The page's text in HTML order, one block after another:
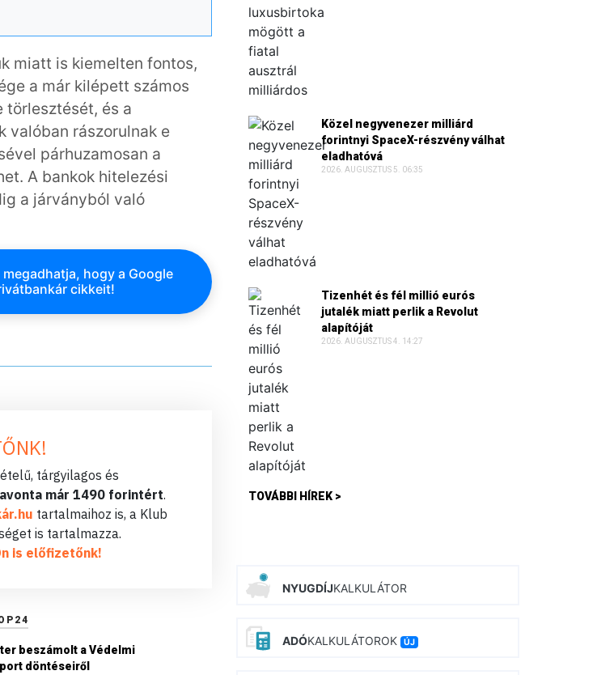
miatt is kiemelten fontos,
a már kilépett számos
törlesztését, és a
valóban rászorulnak e
párhuzamosan a
A bankok hitelezési
a járványból való
hogy a Google
cikkeit!
tárgyilagos és
már 1490 forintért.
tartalmaihoz is, a Klub
is tartalmazza.
is előfizetőnk!
beszámolt a Védelmi
döntéseiről
Közel negyvenezer milliárd
forintnyi SpaceX-részvény válhat
eladhatóvá
2026. AUGUSZTUS 5. 06:35
Tizenhét és fél millió eurós
jutalék miatt perlik a Revolut
alapítóját
2026. AUGUSZTUS 4. 14:27
TOVÁBBI HÍREK >
NYUGDÍJKALKULÁTOR
ADÓKALKULÁTOROK ÚJ